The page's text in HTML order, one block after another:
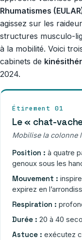
Rhumatismes
agissez sur les
structures musculo-
à la mobilité. Voici
cabinets de
2024.
Étirement 01
Le « chat-
Mobilise la colonne
Position : à quatre
genoux sous les
Mouvement :
expirez en
Respiration :
Durée : 20 à 40
Astuce : exécutez